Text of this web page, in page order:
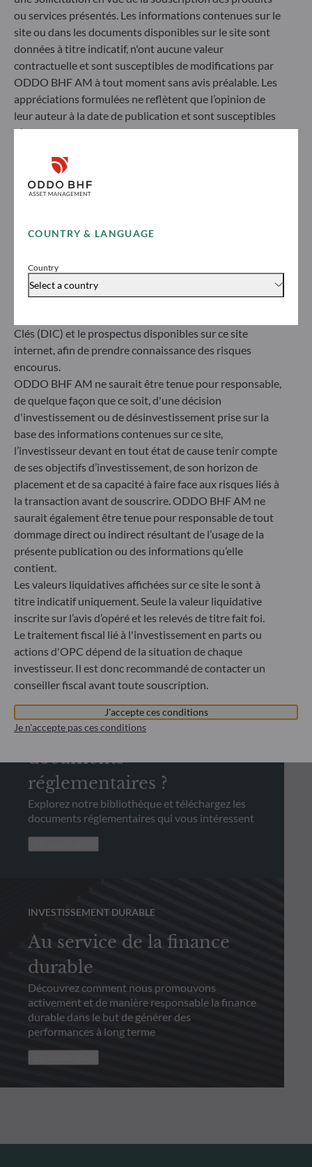
COUNTRY & LANGUAGE
Country
Select a country
Découvrez avec nous les étapes à suivre pour
commencer votre parcours d’investissement selon
votre profil
En savoir plus
14.07.2026
Sécurité énergétique et électrification –
08.07.2026
Livre
un outil
mondiale
INFORMATIONS RÉGLEMENTAIRES
Vous cherchez des
documents
réglementaires ?
Explorez notre bibliothèque et téléchargez les
documents réglementaires qui vous intéressent
INVESTISSEMENT DURABLE
Au service de la finance
durable
Découvrez comment nous promouvons
activement et de manière responsable la finance
durable dans le but de générer des
performances à long terme
ou services présentés. Les informations contenues sur le
site ou dans les documents disponibles sur le site sont
données à titre indicatif, n'ont aucune valeur
contractuelle et sont susceptibles de modifications par
ODDO BHF AM à tout moment sans avis préalable. Les
appréciations formulées ne reflètent que l’opinion de
leur auteur à la date de publication et sont susceptibles
d’évoluer ultérieurement.
Placement Collectif (« OPC ») référencés ci-après
présentent tous un risque de perte du capital investi, la
valeur liquidative des OPC pouvant varier à la hausse
L’investisseur peut ne pas récupérer le capital investi. La
inconnu
Avant de souscrire dans un OPC, l’investisseur est invité
à contacter un conseiller en investissement et doit
Clés (DIC) et le prospectus disponibles sur ce site
internet, afin de prendre connaissance des risques
encourus.
ODDO BHF AM ne saurait être tenue pour responsable,
de quelque façon que ce soit, d'une décision
d'investissement ou de désinvestissement prise sur la
base des informations contenues sur ce site,
l’investisseur devant en tout état de cause tenir compte
de ses objectifs d’investissement, de son horizon de
placement et de sa capacité à faire face aux risques liés à
la transaction avant de souscrire. ODDO BHF AM ne
saurait également être tenue pour responsable de tout
dommage direct ou indirect résultant de l’usage de la
présente publication ou des informations qu’elle
contient.
Les valeurs liquidatives affichées sur ce site le sont à
titre indicatif uniquement. Seule la valeur liquidative
inscrite sur l’avis d’opéré et les relevés de titre fait foi.
Le traitement fiscal lié à l'investissement en parts ou
actions d'OPC dépend de la situation de chaque
investisseur. Il est donc recommandé de contacter un
conseiller fiscal avant toute souscription.
J'accepte ces conditions
Je n'accepte pas ces conditions